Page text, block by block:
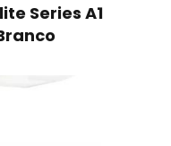
Series A1